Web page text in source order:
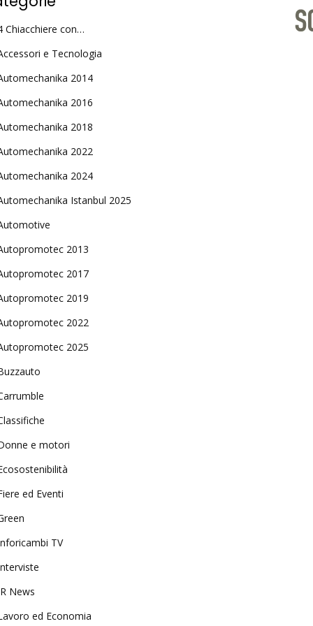
Chiacchiere con…
e Tecnologia
2014
2016
2018
2022
2024
Istanbul 2025
2013
2017
2019
2022
2025
e motori
ed Eventi
TV
News
ed Economia